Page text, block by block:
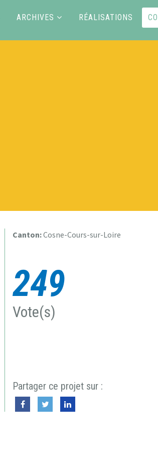
ARCHIVES RÉALISATIONS
Canton:Cosne-Cours-sur-Loire
249
Vote(s)
Partager ce projet sur :